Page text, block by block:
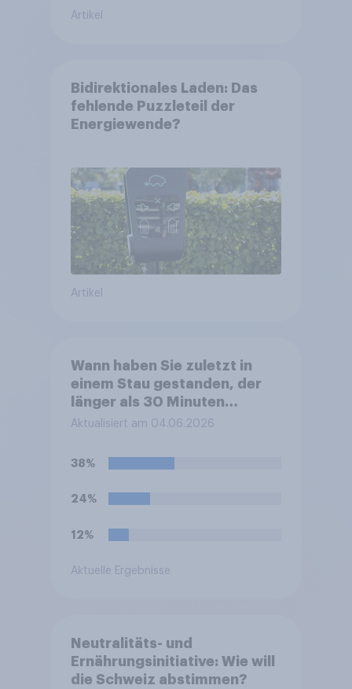
Artikel
Bidirektionales Laden: Das
fehlende Puzzleteil der
Energiewende?
Artikel
Wann haben Sie zuletzt in
einem Stau gestanden, der
länger als 30 Minuten
gedauert hat?
Aktualisiert am 04.06.2026
38%
24%
12%
Aktuelle Ergebnisse
Neutralitäts- und
Ernährungsinitiative: Wie will
die Schweiz abstimmen?